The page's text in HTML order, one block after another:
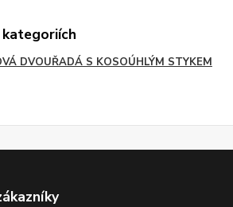
DVOUŘADÁ S KOSOÚHLÝM STYKEM